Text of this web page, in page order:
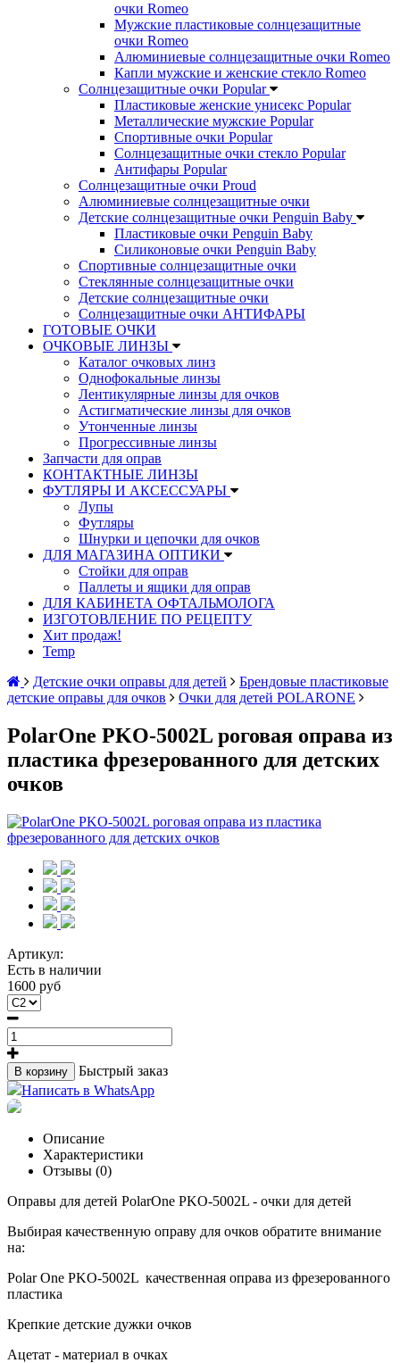
очки Romeo
Мужские пластиковые солнцезащитные
очки Romeo
Алюминиевые солнцезащитные очки Romeo
Капли мужские и женские стекло Romeo
Солнцезащитные очки Popular
Пластиковые женские унисекс Popular
Металлические мужские Popular
Спортивные очки Popular
Солнцезащитные очки стекло Popular
Aнтифары Popular
Солнцезащитные очки Proud
Алюминиевые солнцезащитные очки
Детские солнцезащитные очки Penguin Baby
Пластиковые очки Penguin Baby
Силиконовые очки Penguin Baby
Спортивные солнцезащитные очки
Стеклянные солнцезащитные очки
Детские солнцезащитные очки
Солнцезащитные очки АНТИФАРЫ
ГОТОВЫЕ ОЧКИ
ОЧКОВЫЕ ЛИНЗЫ
Каталог очковых линз
Однофокальные линзы
Лентикулярные линзы для очков
Астигматические линзы для очков
Утонченные линзы
Прогрессивные линзы
Запчасти для оправ
КОНТАКТНЫЕ ЛИНЗЫ
ФУТЛЯРЫ И АКСЕССУАРЫ
Лупы
Футляры
Шнурки и цепочки для очков
ДЛЯ МАГАЗИНА ОПТИКИ
Стойки для оправ
Паллеты и ящики для оправ
ДЛЯ КАБИНЕТА ОФТАЛЬМОЛОГА
ИЗГОТОВЛЕНИЕ ПО РЕЦЕПТУ
Хит продаж!
Temp
Детские очки оправы для детей
Брендовые пластиковые
детские оправы для очков
Очки для детей POLARONE
PolarOne PKO-5002L роговая оправа из
пластика фрезерованного для детских
очков
Артикул:
Есть в наличии
1600 руб
В корзину
Быстрый заказ
Написать в WhatsApp
Описание
Характеристики
Отзывы (0)
Оправы для детей PolarOne PKO-5002L - очки для детей
Выбирая качественную оправу для очков обратите внимание
на:
Polar One PKO-5002L качественная оправа из фрезерованного
пластика
Крепкие детские дужки очков
Ацетат - материал в очках